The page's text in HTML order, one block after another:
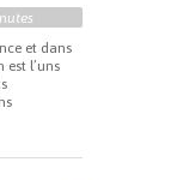
et dans
est l’uns